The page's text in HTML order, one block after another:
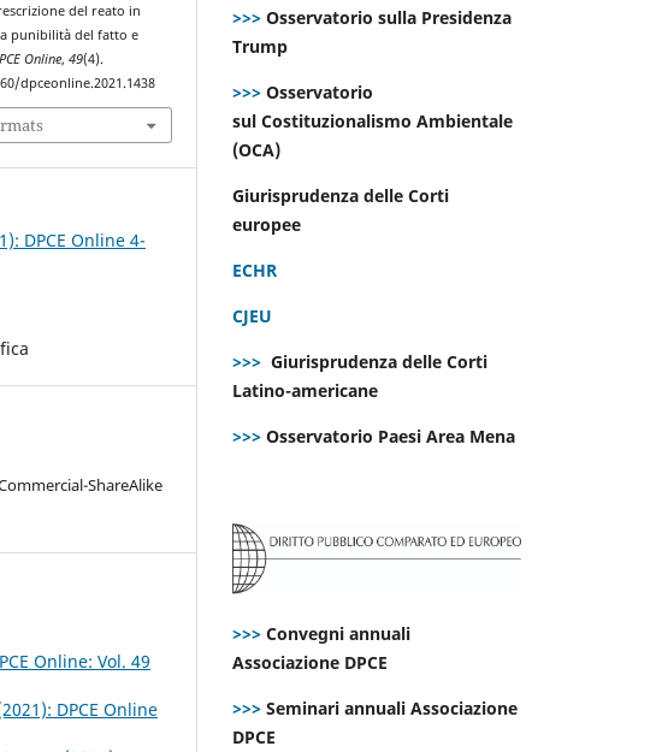
del reato in
punibilità del fatto e
Online,49(4).
dpceonline.2021.1438
DPCE Online 4-
ShareAlike
Online: Vol. 49
DPCE Online
>>> Osservatorio sulla Presidenza
Trump
>>> Osservatorio
sul Costituzionalismo Ambientale
(OCA)
Giurisprudenza delle Corti
europee
ECHR
CJEU
>>> Giurisprudenza delle Corti
Latino-americane
>>> Osservatorio Paesi Area Mena
>>> Convegni annuali
Associazione DPCE
>>> Seminari annuali Associazione
DPCE